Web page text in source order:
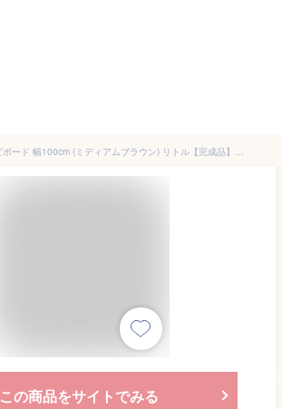
ISSEIKI テレビボード 幅100cm (ミディアムブラウン) リトル【完成品】アカシア 木製 北欧 LITTLE TV BOARD 100 BOX (AK-MBR) 大型テレビ テレビ台 棚 リビング
この商品をサイトでみる